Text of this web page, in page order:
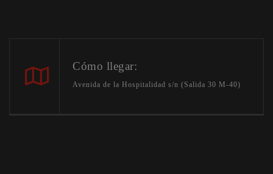
Cómo llegar:
Avenida de la Hospitalidad s/n (Salida 30 M-40)